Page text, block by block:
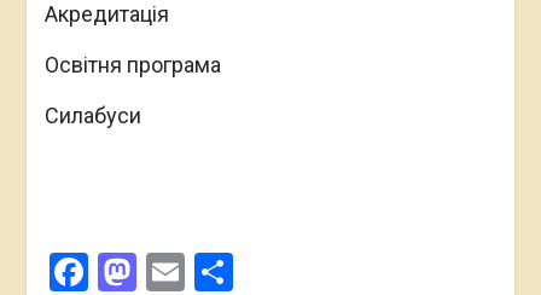
Акредитація
Освітня програма
Силабуси
Facebook
Mastodon
EmailПоділитися